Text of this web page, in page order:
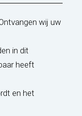
wij uw
in dit
heeft
en het